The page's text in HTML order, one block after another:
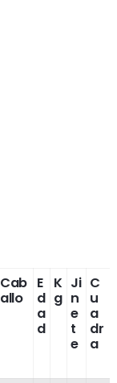
Cab
allo
E
d
a
d
K
g
Ji
n
e
t
e
C
u
a
dr
a